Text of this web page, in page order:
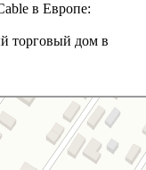
в Европе:
торговый дом в